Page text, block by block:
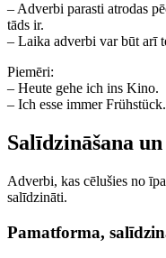
– Adverbi parasti atrodas
tāds ir.
– Laika adverbi var būt arī
Piemēri:
– Heute gehe ich ins Kino.
– Ich esse immer Frühstück.
Salīdzināšana
Adverbi, kas cēlušies no
salīdzināti.
Pamatforma,